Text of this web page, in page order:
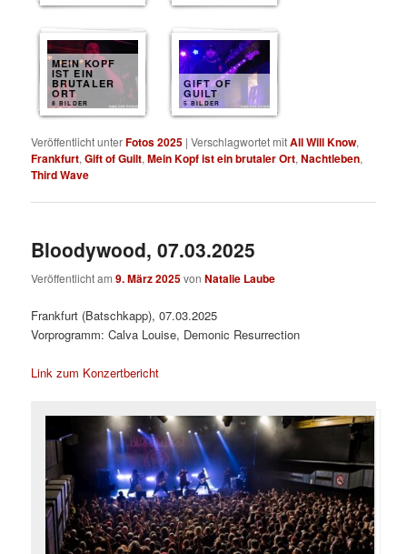
MEIN KOPF
IST EIN
BRUTALER
ORT
8 BILDER
GIFT OF
GUILT
5 BILDER
Veröffentlicht unterFotos 2025 |Verschlagwortet mitAll Will Know,
Frankfurt,Gift of Guilt,Mein Kopf ist ein brutaler Ort,Nachtleben,
Third Wave
Bloodywood, 07.03.2025
Veröffentlicht am9. März 2025vonNatalie Laube
Frankfurt (Batschkapp), 07.03.2025
Vorprogramm: Calva Louise, Demonic Resurrection
Link zum Konzertbericht